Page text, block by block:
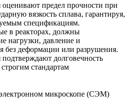
оценивают предел прочности при
вязкость сплава, гарантируя,
спецификациям.
в реакторах, должны
нагрузки, давление и
без деформации или разрушения.
подтверждают долговечность
строгим стандартам
микроскопе (СЭМ)